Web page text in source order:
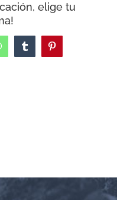
elige tu
TumblrPinterest